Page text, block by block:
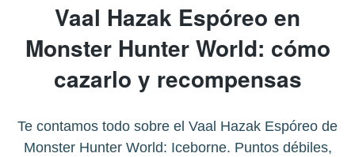
Vaal Hazak Espóreo en
Monster Hunter World: cómo
cazarlo y recompensas
Te contamos todo sobre el Vaal Hazak Espóreo de
Monster Hunter World: Iceborne. Puntos débiles,